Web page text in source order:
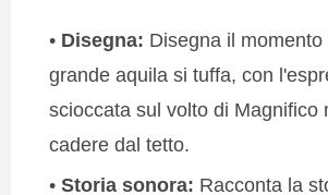
Disegna: Disegna il momento
grande aquila si tuffa, con
scioccata sul volto di Magnifico
cadere dal tetto.
Storia sonora: Racconta la